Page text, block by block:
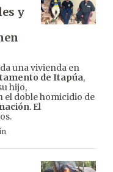
y
una vivienda en
de Itapúa,
hijo,
el doble homicidio de
. El